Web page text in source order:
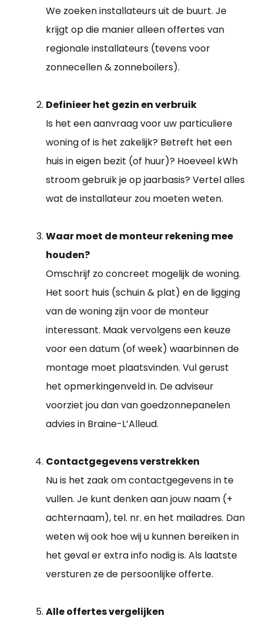
We zoeken installateurs uit de buurt. Je
krijgt op die manier alleen offertes van
regionale installateurs (tevens voor
zonnecellen & zonneboilers).
Definieer het gezin en verbruik
Is het een aanvraag voor uw particuliere
woning of is het zakelijk? Betreft het een
huis in eigen bezit (of huur)? Hoeveel kWh
stroom gebruik je op jaarbasis? Vertel alles
wat de installateur zou moeten weten.
Waar moet de monteur rekening mee
houden?
Omschrijf zo concreet mogelijk de woning.
Het soort huis (schuin & plat) en de ligging
van de woning zijn voor de monteur
interessant. Maak vervolgens een keuze
voor een datum (of week) waarbinnen de
montage moet plaatsvinden. Vul gerust
het opmerkingenveld in. De adviseur
voorziet jou dan van goedzonnepanelen
advies in Braine-L’Alleud.
Contactgegevens verstrekken
Nu is het zaak om contactgegevens in te
vullen. Je kunt denken aan jouw naam (+
achternaam), tel. nr. en het mailadres. Dan
weten wij ook hoe wij u kunnen bereiken in
het geval er extra info nodig is. Als laatste
versturen ze de persoonlijke offerte.
Alle offertes vergelijken